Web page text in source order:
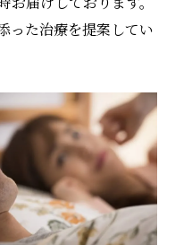
った治療を提案してい